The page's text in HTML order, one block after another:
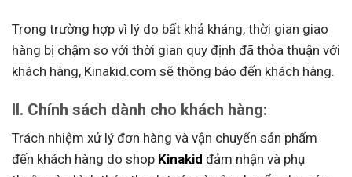
Trong trường hợp vì lý do bất khả kháng, thời gian giao
hàng bị chậm so với thời gian quy định đã thỏa thuận với
khách hàng, Kinakid.com sẽ thông báo đến khách hàng.
II. Chính sách dành cho khách hàng:
Trách nhiệm xử lý đơn hàng và vận chuyển sản phẩm
đến khách hàng do shop Kinakid đảm nhận và phụ